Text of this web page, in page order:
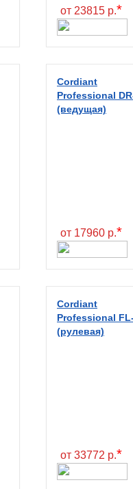
от 23815 р.*
Cordiant
Professional
(ведущая)
от 17960 р.*
Cordiant
Professional
(рулевая)
от 33772 р.*